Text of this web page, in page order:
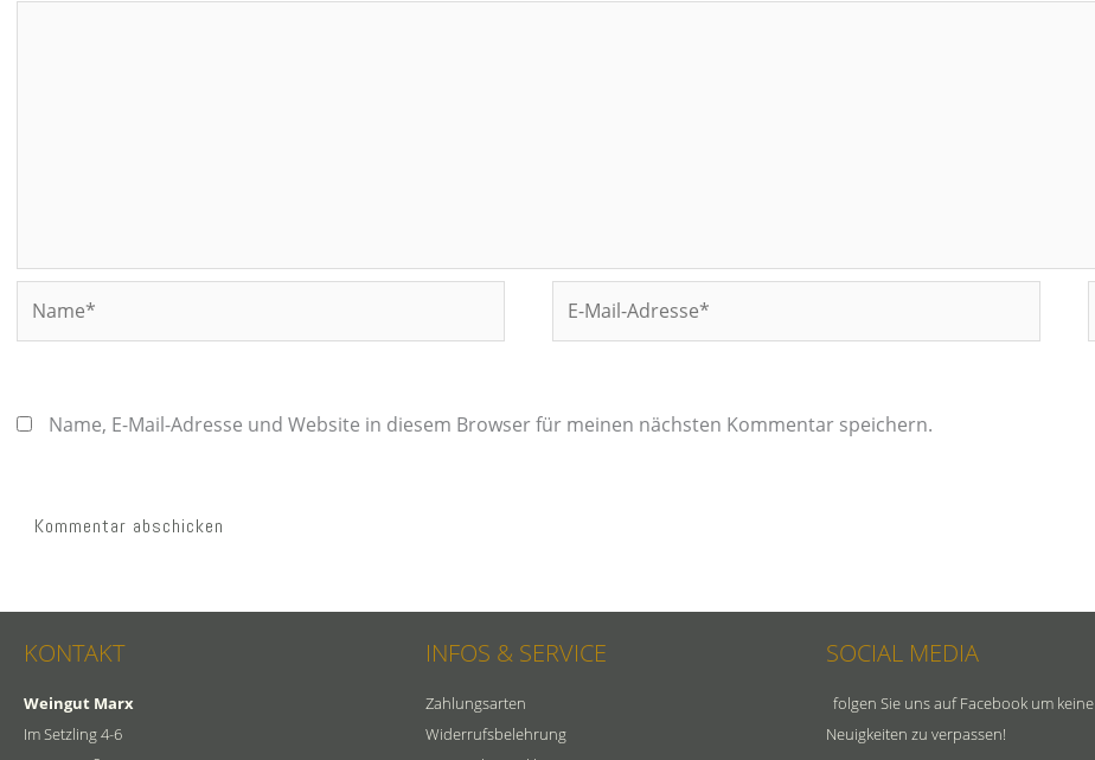
Mail-
Name, E-Mail-Adresse und Website in diesem Browser für meinen nächsten Kommentar speichern.
KONTAKT
Weingut Marx
Im Setzling 4-6
INFOS & SERVICE
Zahlungsarten
Widerrufsbelehrung
SOCIAL MEDIA
folgen Sie uns auf Facebook um keine
Neuigkeiten zu verpassen!